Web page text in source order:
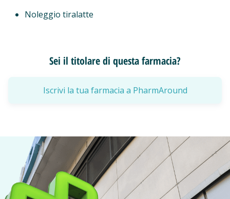
Noleggio tiralatte
Sei il titolare di questa farmacia?
Iscrivi la tua farmacia a PharmAround